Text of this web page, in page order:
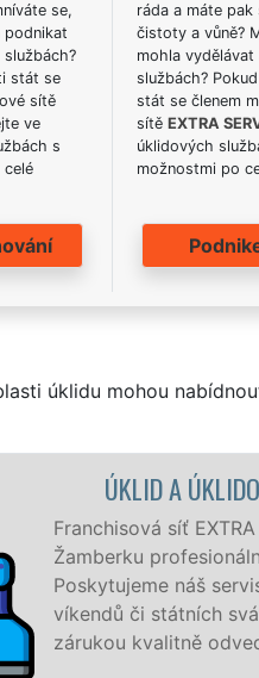
se,
podnikat
stát se
sítě
ve
s
celé
ráda a máte
čistoty a vůně?
mohla
službách?
stát se členem
sítě EXTRA
úklidových
možnostmi po
úklidu mohou
a okolí
i jednotlivce.
a to i během
žádá a to se